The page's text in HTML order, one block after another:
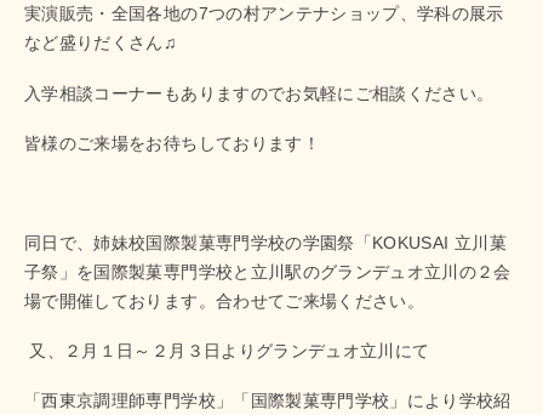
実演販売・全国各地の7つの村アンテナショップ、学科の展示
など盛りだくさん♫
入学相談コーナーもありますのでお気軽にご相談ください。
皆様のご来場をお待ちしております！
同日で、姉妹校国際製菓専門学校の学園祭「KOKUSAI 立川菓
子祭」を国際製菓専門学校と立川駅のグランデュオ立川の２会
場で開催しております。合わせてご来場ください。
又、２月１日～２月３日よりグランデュオ立川にて
「西東京調理師専門学校」「国際製菓専門学校」により学校紹